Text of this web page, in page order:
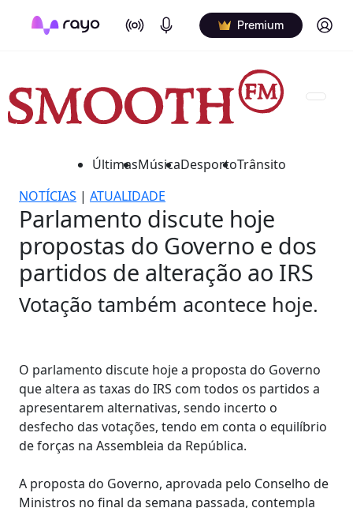
On Air Podcasts Premium Log in
ÚltimasMúsicaDesportoTrânsito
NOTÍCIAS | ATUALIDADE
Parlamento discute hoje
propostas do Governo e dos
partidos de alteração ao IRS
Votação também acontece hoje.
O parlamento discute hoje a proposta do Governo
que altera as taxas do IRS com todos os partidos a
apresentarem alternativas, sendo incerto o
desfecho das votações, tendo em conta o equilíbrio
de forças na Assembleia da República.
A proposta do Governo, aprovada pelo Conselho de
Ministros no final da semana passada, contempla